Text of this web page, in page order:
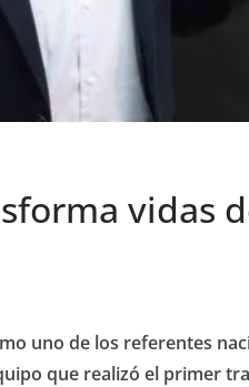
vidas
uno de los referentes
que realizó el primer